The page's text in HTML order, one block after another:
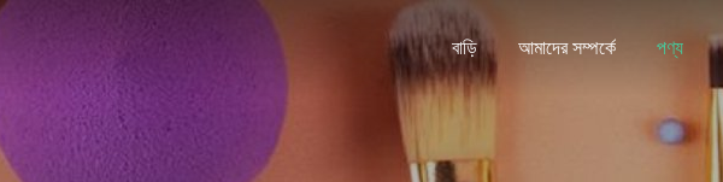
বাড়ি আমাদের সম্পর্কে পণ্য